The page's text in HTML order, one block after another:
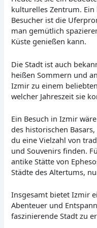
kulturelles Zentrum.
Besucher ist die
man gemütlich
Küste genießen kann.
Die Stadt ist auch
heißen Sommern und
Izmir zu einem
welcher Jahreszeit sie
Ein Besuch in Izmir
des historischen
du eine Vielzahl von
und Souvenirs finden.
antike Stätte von
Städte des Altertums,
Insgesamt bietet Izmir
Abenteuer und
faszinierende Stadt zu